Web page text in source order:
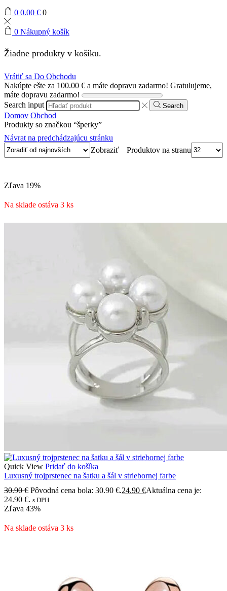
0 0.00 € 0
0 Nákupný košík
Žiadne produkty v košíku.
Vrátiť sa Do Obchodu
Nakúpte ešte za 100.00 € a máte dopravu zadarmo! Gratulujeme,
máte dopravu zadarmo!
Search input
Search
Domov Obchod
Produkty so značkou “šperky”
Návrat na predchádzajúcu stránku
Zobraziť
Produktov na stranu
Zľava 19%
Na sklade ostáva 3 ks
Quick View Pridať do košíka
Luxusný trojprstenec na šatku a šál v striebornej farbe
30.90€ Pôvodná cena bola: 30.90 €.24.90 €Aktuálna cena je:
24.90 €. s DPH
Zľava 43%
Na sklade ostáva 3 ks